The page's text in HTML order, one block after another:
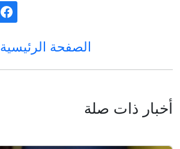
الصفحة الرئيسية
أخبار ذات صلة